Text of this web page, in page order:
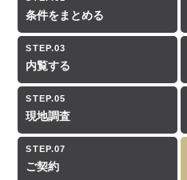
条件をまとめる
STEP.03
内覧する
STEP.05
現地調査
STEP.07
ご契約